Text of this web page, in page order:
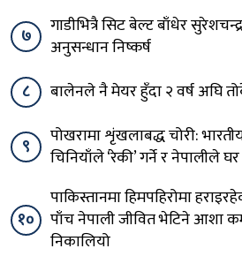
७
गाडीभित्रै सिट बेल्ट बाँधेर
अनुसन्धान निष्कर्ष
८
बालेनले नै मेयर हुँदा २ वर्ष अघि
९
पोखरामा शृंखलाबद्ध चोरी: भारतीय
चिनियाँले ‘रेकी’ गर्ने र नेपालीले
१०
पाकिस्तानमा हिमपहिरोमा
पाँच नेपाली जीवित भेटिने आशा
निकालियो